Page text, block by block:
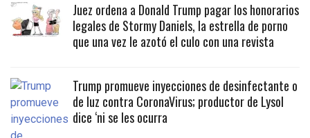
Juez ordena a Donald Trump pagar los honorarios
legales de Stormy Daniels, la estrella de porno
que una vez le azotó el culo con una revista
Trump promueve inyecciones de desinfectante o
de luz contra CoronaVirus; productor de Lysol
dice ‘ni se les ocurra